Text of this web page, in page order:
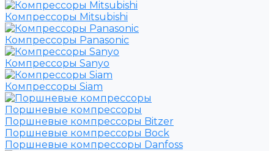
Компрессоры Mitsubishi
Компрессоры Panasonic
Компрессоры Sanyo
Компрессоры Siam
Поршневые компрессоры
Поршневые компрессоры Bitzer
Поршневые компрессоры Bock
Поршневые компрессоры Danfoss